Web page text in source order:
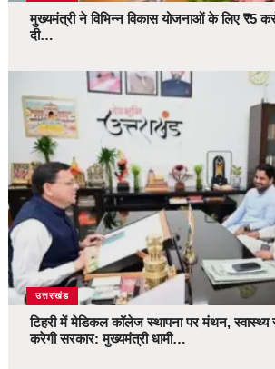
मुख्यमंत्री ने विभिन्न विकास योजनाओं के लिए ₹5
दी…
उत्तराखंड
टिहरी में मेडिकल कॉलेज स्थापना पर मंथन,
करेगी सरकार: मुख्यमंत्री धामी…